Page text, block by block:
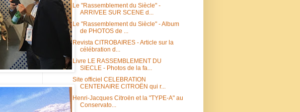
Le "Rassemblement du Siècle" -
ARRIVEE SUR SCENE d...
Le "Rassemblement du Siècle" - Album
de PHOTOS de ...
Revista CITROBAIRES - Article sur la
célébration d...
Livre LE RASSEMBLEMENT DU
SIECLE - Photos de la fa...
Site officiel CELEBRATION
CENTENAIRE CITROËN qui r...
Henri-Jacques Citroën et la "TYPE-A" au
Conservato...